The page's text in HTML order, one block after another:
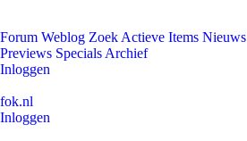
Forum Weblog Zoek Actieve Items Nieuws
Previews Specials Archief
Inloggen
fok.nl
Inloggen